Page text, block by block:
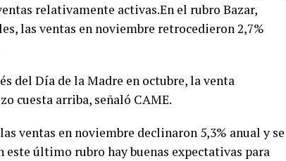
relativamente activas.En el rubro Bazar,
las ventas en noviembre retrocedieron 2,7%
del Día de la Madre en octubre, la venta
cuesta arriba, señaló CAME.
ventas en noviembre declinaron 5,3% anual y se
este último rubro hay buenas expectativas para